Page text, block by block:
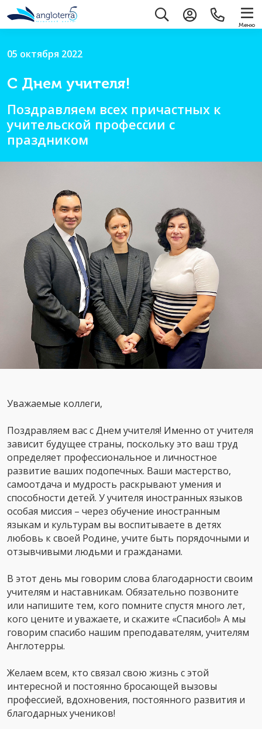
Меню
05 октября 2022
С Днем учителя!
Поздравляем всех причастных к
учительской профессии с
праздником
Уважаемые коллеги,
Поздравляем вас с Днем учителя! Именно от учителя
зависит будущее страны, поскольку это ваш труд
определяет профессиональное и личностное
развитие ваших подопечных. Ваши мастерство,
самоотдача и мудрость раскрывают умения и
способности детей. У учителя иностранных языков
особая миссия – через обучение иностранным
языкам и культурам вы воспитываете в детях
любовь к своей Родине, учите быть порядочными и
отзывчивыми людьми и гражданами.
В этот день мы говорим слова благодарности своим
учителям и наставникам. Обязательно позвоните
или напишите тем, кого помните спустя много лет,
кого цените и уважаете, и скажите «Спасибо!» А мы
говорим спасибо нашим преподавателям, учителям
Англотерры.
Желаем всем, кто связал свою жизнь с этой
интересной и постоянно бросающей вызовы
профессией, вдохновения, постоянного развития и
благодарных учеников!